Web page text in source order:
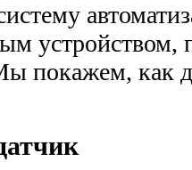
покажем, как